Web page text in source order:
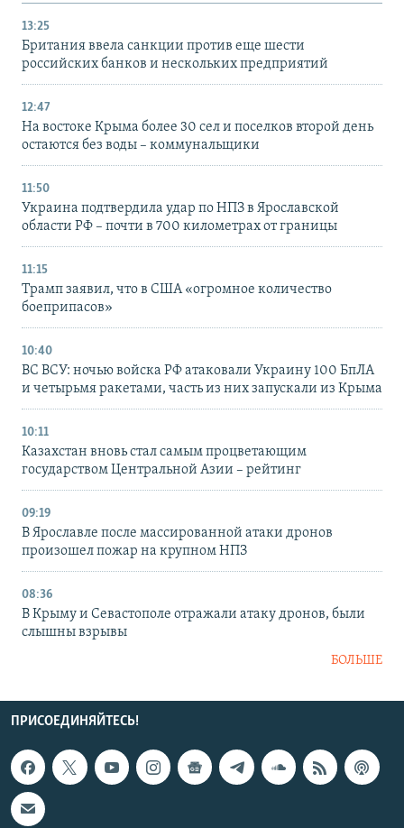
13:25
Британия ввела санкции против еще шести
российских банков и нескольких предприятий
12:47
На востоке Крыма более 30 сел и поселков второй день
остаются без воды – коммунальщики
11:50
Украина подтвердила удар по НПЗ в Ярославской
области РФ – почти в 700 километрах от границы
11:15
Трамп заявил, что в США «огромное количество
боеприпасов»
10:40
ВС ВСУ: ночью войска РФ атаковали Украину 100 БпЛА
и четырьмя ракетами, часть из них запускали из Крыма
10:11
Казахстан вновь стал самым процветающим
государством Центральной Азии – рейтинг
09:19
В Ярославле после массированной атаки дронов
произошел пожар на крупном НПЗ
08:36
В Крыму и Севастополе отражали атаку дронов, были
слышны взрывы
БОЛЬШЕ
ПРИСОЕДИНЯЙТЕСЬ!